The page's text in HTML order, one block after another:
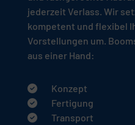
jederzeit Verlass. Wir
kompetent und flexibel
Vorstellungen um.
aus einer Hand:
Konzept
Fertigung
Transport